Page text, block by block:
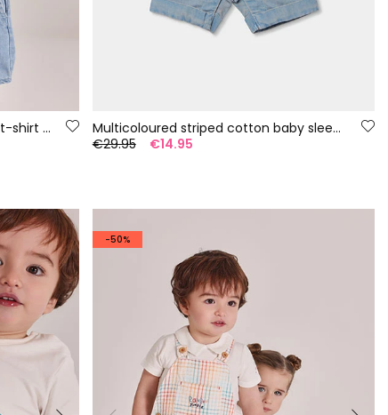
Baby set yellow and blue cotton t-shirt and trousers
Multicoloured striped cotton baby sleepsuit
€29.95
€14.95
-50%